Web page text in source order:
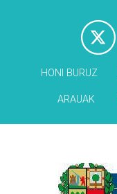
HONI BURUZ
ARAUAK